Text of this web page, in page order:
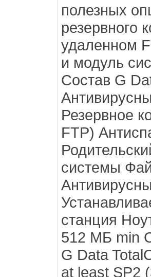
полезных
резервного
удаленном
и модуль
Состав G
Резервное
FTP)
системы
станция
512 МБ min
G Data
at least SP2